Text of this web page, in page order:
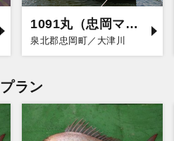
1091丸（忠岡マリーナ店）
泉北郡忠岡町／大津川
ラン